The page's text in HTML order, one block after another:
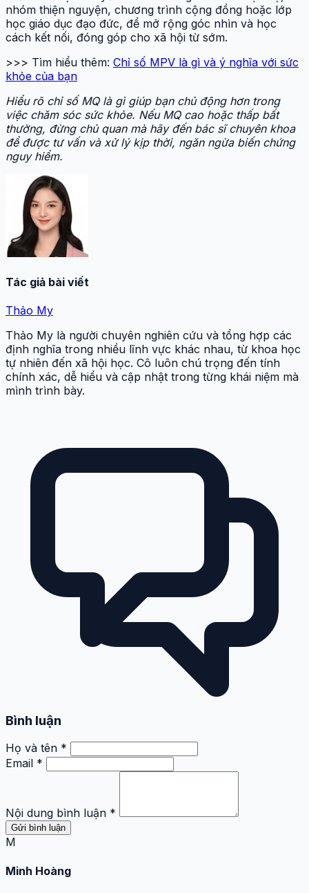
nhóm thiện nguyện, chương trình cộng đồng hoặc lớp
học giáo dục đạo đức, để mở rộng góc nhìn và học
cách kết nối, đóng góp cho xã hội từ sớm.
>>> Tìm hiểu thêm: Chỉ số MPV là gì và ý nghĩa với sức
khỏe của bạn
Hiểu rõ chỉ số MQ là gì giúp bạn chủ động hơn trong
việc chăm sóc sức khỏe. Nếu MQ cao hoặc thấp bất
thường, đừng chủ quan mà hãy đến bác sĩ chuyên khoa
để được tư vấn và xử lý kịp thời, ngăn ngừa biến chứng
nguy hiểm.
Tác giả bài viết
Thảo My
Thảo My là người chuyên nghiên cứu và tổng hợp các
định nghĩa trong nhiều lĩnh vực khác nhau, từ khoa học
tự nhiên đến xã hội học. Cô luôn chú trọng đến tính
chính xác, dễ hiểu và cập nhật trong từng khái niệm mà
mình trình bày.
Bình luận
Họ và tên *
Email *
Nội dung bình luận *
Gửi bình luận
M
Minh Hoàng